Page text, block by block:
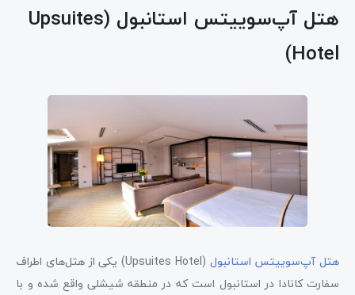
هتل آپ‌سوییتس استانبول (Upsuites
Hotel)
هتل آپ‌سوییتس استانبول
(Upsuites Hotel) یکی از هتل‌های اطراف
سفارت کانادا در استانبول است که در منطقه شیشلی واقع شده و با